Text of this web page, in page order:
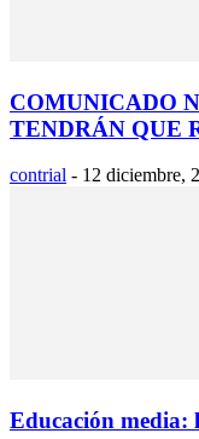
COMUNICADO
TENDRÁN QUE
contrial - 12 diciembre,
Educación